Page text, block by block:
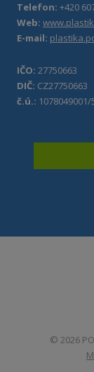
Telefon: +420
Web:
E-mail:
IČO: 27750663
DIČ: CZ27750663
č.ú.: 1078049001/
© 2026